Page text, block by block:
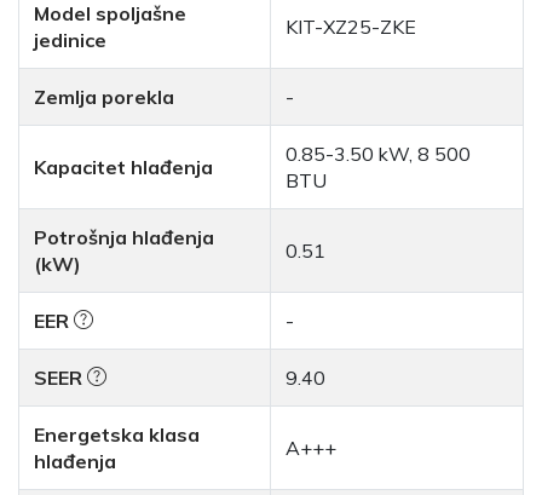
Model spoljašne
jedinice
KIT-XZ25-ZKE
Zemlja porekla -
Kapacitet hlađenja
0.85-3.50 kW, 8 500
BTU
Potrošnja hlađenja
(kW)
0.51
EER -
SEER 9.40
Energetska klasa
hlađenja
A+++